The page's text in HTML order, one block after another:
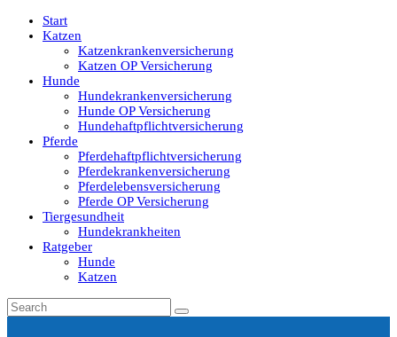
Start
Katzen
Katzenkrankenversicherung
Katzen OP Versicherung
Hunde
Hundekrankenversicherung
Hunde OP Versicherung
Hundehaftpflichtversicherung
Pferde
Pferdehaftpflichtversicherung
Pferdekrankenversicherung
Pferdelebensversicherung
Pferde OP Versicherung
Tiergesundheit
Hundekrankheiten
Ratgeber
Hunde
Katzen